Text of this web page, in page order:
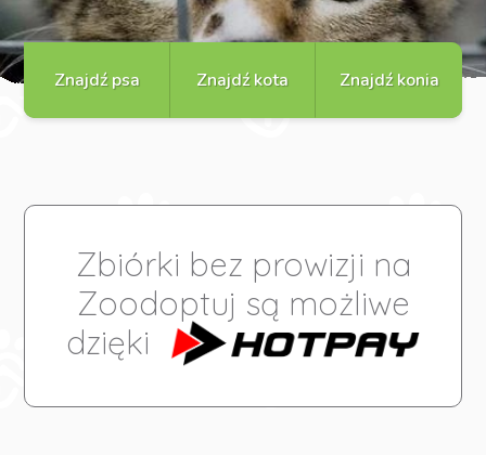
Znajdź psa Znajdź kota Znajdź konia
Zbiórki bez prowizji na
Zoodoptuj są możliwe
dzięki